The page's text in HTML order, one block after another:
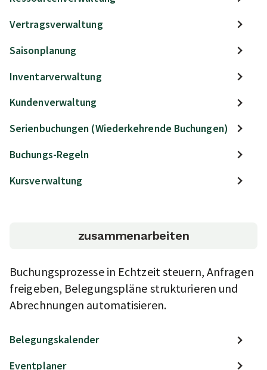
Vertragsverwaltung
Saisonplanung
Inventarverwaltung
Kundenverwaltung
Serienbuchungen (Wiederkehrende Buchungen)
Buchungs-Regeln
Kursverwaltung
zusammenarbeiten
Buchungsprozesse in Echtzeit steuern, Anfragen
freigeben, Belegungspläne strukturieren und
Abrechnungen automatisieren.
Belegungskalender
Eventplaner